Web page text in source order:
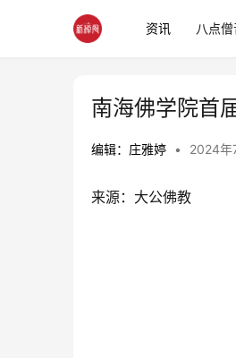
资讯 八点
南海佛学院首
编辑：庄雅婷 • 2024年
来源：大公佛教